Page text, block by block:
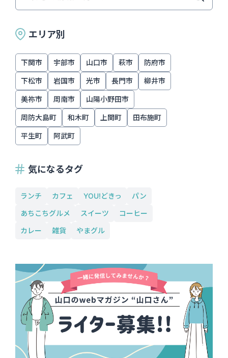
エリア別
下関市 宇部市 山口市 萩市 防府市
下松市 岩国市 光市 長門市 柳井市
美祢市 周南市 山陽小野田市
周防大島町 和木町 上関町 田布施町
平生町 阿武町
気になるタグ
ランチ カフェ YOU!どきっ
パン
あちこちグルメ
スイーツ
コーヒー
カレー
雑貨 やまグル